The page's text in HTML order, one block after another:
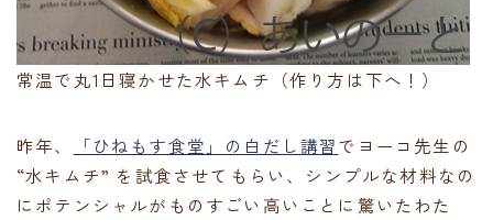
常温で丸1日寝かせた水キムチ（作り方は下へ！）
昨年、 「ひねもす食堂」の白だし講習でヨーコ先生の
“水キムチ” を試食させてもらい、シンプルな材料なの
にポテンシャルがものすごい高いことに驚いたわた